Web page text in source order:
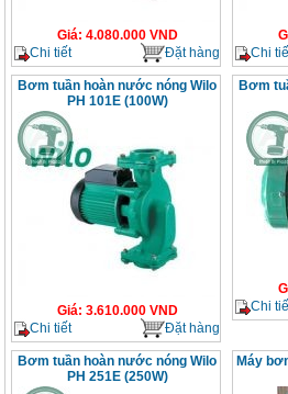
Giá: 4.080.000VND
Chi tiết
Đặt hàng
Chi
Bơm tuần hoàn nước nóng Wilo
PH 101E (100W)
Giá: 3.610.000VND
Chi tiết
Đặt hàng
Bơm
Chi
Bơm tuần hoàn nước nóng Wilo
PH 251E (250W)
Máy